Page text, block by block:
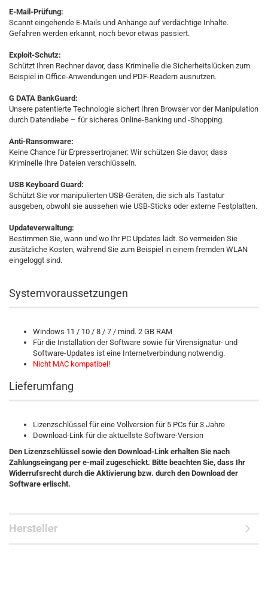
E-Mail-Prüfung:
Scannt eingehende E-Mails und Anhänge auf verdächtige Inhalte.
Gefahren werden erkannt, noch bevor etwas passiert.
Exploit-Schutz:
Schützt Ihren Rechner davor, dass Kriminelle die Sicherheitslücken zum
Beispiel in Office-Anwendungen und PDF-Readern ausnutzen.
G DATA BankGuard:
Unsere patentierte Technologie sichert Ihren Browser vor der Manipulation
durch Datendiebe – für sicheres Online-Banking und -Shopping.
Anti-Ransomware:
Keine Chance für Erpressertrojaner: Wir schützen Sie davor, dass
Kriminelle Ihre Dateien verschlüsseln.
USB Keyboard Guard:
Schützt Sie vor manipulierten USB-Geräten, die sich als Tastatur
ausgeben, obwohl sie aussehen wie USB-Sticks oder externe Festplatten.
Updateverwaltung:
Bestimmen Sie, wann und wo Ihr PC Updates lädt. So vermeiden Sie
zusätzliche Kosten, während Sie zum Beispiel in einem fremden WLAN
eingeloggt sind.
Systemvoraussetzungen
Windows 11 / 10 / 8 / 7 / mind. 2 GB RAM
Für die Installation der Software sowie für Virensignatur- und
Software-Updates ist eine Internetverbindung notwendig.
Nicht MAC kompatibel!
Lieferumfang
Lizenzschlüssel für eine Vollversion für 5 PCs für 3 Jahre
Download-Link für die aktuellste Software-Version
Den Lizenzschlüssel sowie den Download-Link erhalten Sie nach
Zahlungseingang per e-mail zugeschickt. Bitte beachten Sie, dass Ihr
Widerrufsrecht durch die Aktivierung bzw. durch den Download der
Software erlischt.
Hersteller